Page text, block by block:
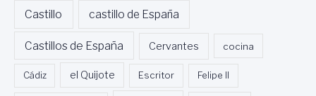
Castillo castillo de España
Castillos de España Cervantes cocina
Cádiz el Quijote Escritor Felipe II